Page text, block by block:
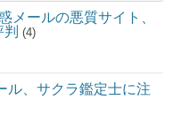
ールの悪質サイト、
(4)
ル、サクラ鑑定士に注